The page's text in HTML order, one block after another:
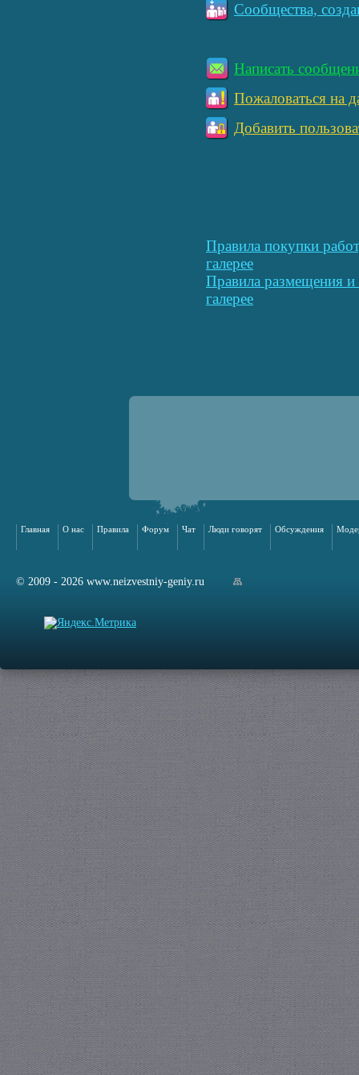
Сообщества,
Написать
Пожаловаться на
Добавить
Правила покупки
галерее
Правила размещения
галерее
Главная О нас Правила Форум Чат Люди говорят Обсуждения
© 2009 - 2026 www.neizvestniy-geniy.ru
сайта